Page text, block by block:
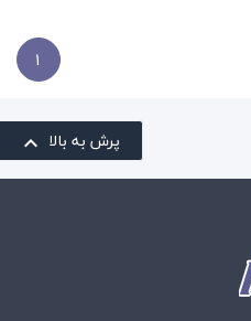
1
پرش به بالا 